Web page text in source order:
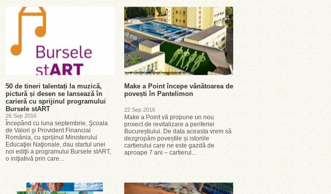
50 de tineri talentați la muzică,
pictură și desen se lansează în
carieră cu sprijinul programului
Bursele stART
26 Sep 2016
Începând cu luna septembrie, Şcoala
de Valori şi Provident Financial
România, cu sprijinul Ministerului
Educaţiei Naţionale, dau startul unei
noi ediţii a programului Bursele stART,
o iniţiativă prin care...
Make a Point începe vânătoarea de
povești în Pantelimon
22 Sep 2016
Make a Point vă propune un nou
proiect de revitalizare a periferiei
Bucureștiului. De data aceasta vrem să
dezgropăm poveștile și istoriile
cartierului care ne este gazdă de
aproape 7 ani – cartierul...